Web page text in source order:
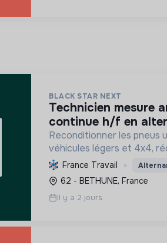
BLACK STAR NEXT
technicien mesure amélioration
continue h/f en
Reconditionner les pneus
véhicules légers et 4x4,
et émissions, en
circulaire et la
française, tout en créant
France Travail
62 - BETHUNE, France
Il y a 2 jours